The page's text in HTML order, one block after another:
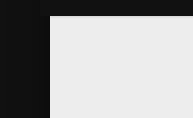
Горец 2: Оживление
Звездный